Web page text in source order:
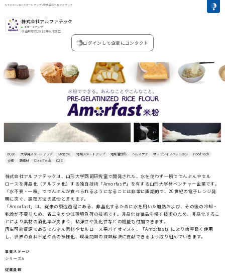
> スタートアップ>株式会社アルファテック
株式会社アルファテック
スタートアップ
山形県 2018年6月設立
ログインして企業にコンタクト
BtoB 大学発スタートアップ BtoBtoC 地域スタートアップ 地域活性化 ヘルスケア オープンイノベーション
FoodTech
介護
新素材 CleanTech C2C
株式会社アルファテックは、山形大学西岡研究室で開発された、水を使わず一瞬ででんぷんやセル
ロースを非晶化（アルファ化）する独自技術「Amorfast®」を有する山形大学発ベンチャー企業です。
「水不要・一瞬」ででんぷんが食べられるようになることは非常に画期的で、20世紀の電子レンジ発
明に次ぐ、調理方法の革命と言えます。
「Amorfast」は、従来の製造過程にある、非晶化するために水を用いた加熱および、その後の冷却・
乾燥が不要なため、省エネかつ低環境負荷の技術です。非晶化は結晶を壊す技術のため、非晶化するこ
とにより素材の消化率が高まり、粘弾性や乳化性などの機能も付加できます。
再生可能資源であるでんぷん素材やセルロース系バイオマスを、「Amorfast」により効率良く使用
し、世界の食料不足や食の多様化、環境問題の課題解決に貢献できるよう取り組んでいきます。
事業ステージ
シリーズA
従業員数